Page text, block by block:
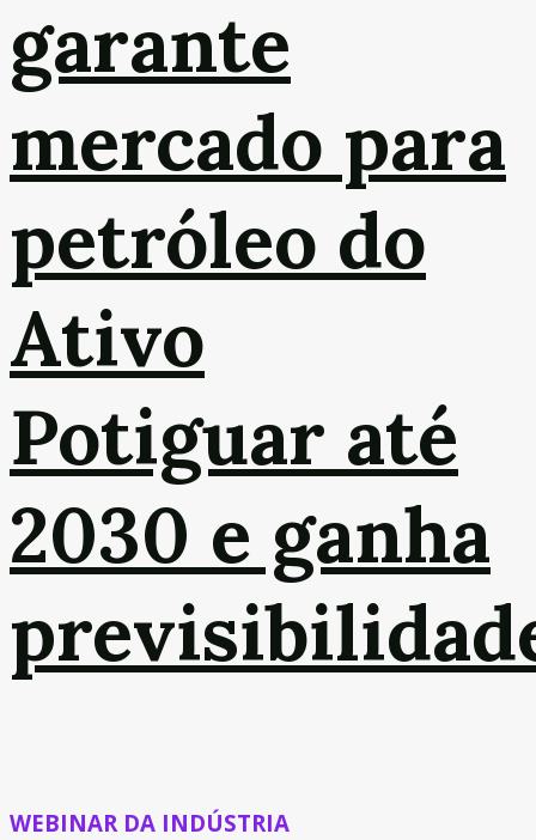
garante
mercado para
petróleo do
Ativo
Potiguar até
2030 e ganha
WEBINAR DA INDÚSTRIA